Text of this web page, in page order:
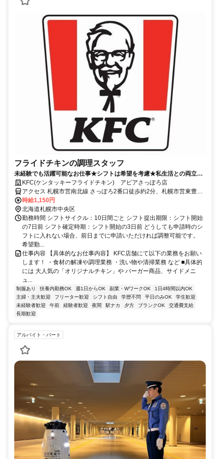
フライドチキンの調理スタッフ
未経験でも活躍可能なお仕事★シフトは希望を考慮★私生活との両立も
◎週1日～勤務OK♪
KFC(ケンタッキーフライドチキン) アピアさっぽろ店
アクセス 札幌市営南北線 さっぽろ2番口徒歩約2分、札幌市営東豊線
さっぽろ2番口徒歩約2分、ＪＲ函館本線 札幌西通り南口徒歩約2分
さっぽろ駅より徒歩2分
時給1,150円
北海道札幌市中央区
勤務時間 シフトサイクル：10日間ごと シフト提出期限：シフト開始
の7日前 シフト確定時期：シフト開始の3日前 どうしても申請時のシ
フトに入れない場合、前日までに申請いただければ調整可能です。
希望勤...
仕事内容 【具体的なお仕事内容】 KFC店舗にて以下の業務をお願い
します！ ・食材の解凍や調理業務 ・洗い物や清掃業務 など ■具体的
には 大人気の「オリジナルチキン」や バーガー商品、サイドメニ
ュ...
制服あり 扶養内勤務OK 週1日からOK 副業・WワークOK
1日4時間以内OK
主婦・主夫歓迎
フリーター歓迎 シフト自由 学歴不問 平日のみOK
学生歓迎
未経験者歓迎
午前 経験者歓迎 夜間 駅ナカ 夕方 ブランクOK
交通費支給
長期歓迎
アルバイト・パート